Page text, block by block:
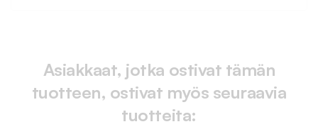
Asiakkaat, jotka ostivat tämän
tuotteen, ostivat myös seuraavia
tuotteita: